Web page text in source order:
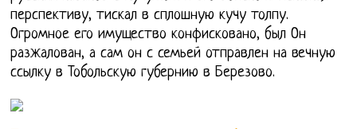
перспективу, тискал в сплошную кучу толпу.
Огромное его имущество конфисковано, был Он
разжалован, а сам он с семьей отправлен на вечную
ссылку в Тобольскую губернию в Березово.